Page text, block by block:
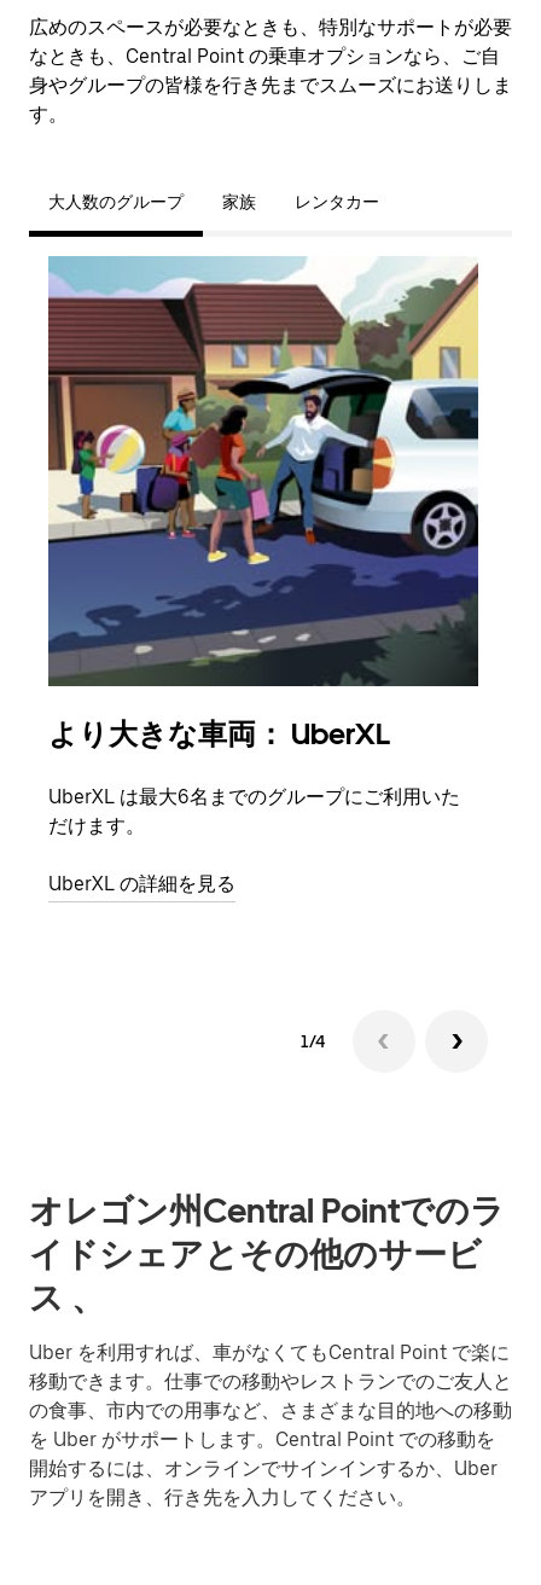
広めのスペースが必要なときも、特別なサポートが必要
なときも、Central Point の乗車オプションなら、ご自
身やグループの皆様を行き先までスムーズにお送りしま
す。
大人数のグループ 家族 レンタカー
より大きな車両： UberXL
UberXL は最大6名までのグループにご利用いた
だけます。
UberXL の詳細を見る
1/4
オレゴン州Central Pointでのラ
イドシェアとその他のサービ
ス 、
Uber を利用すれば、車がなくてもCentral Point で楽に
移動できます。仕事での移動やレストランでのご友人と
の食事、市内での用事など、さまざまな目的地への移動
を Uber がサポートします。Central Point での移動を
開始するには、オンラインでサインインするか、Uber
アプリを開き、行き先を入力してください。